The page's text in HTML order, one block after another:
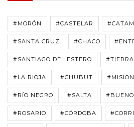
#MORÓN #CASTELAR
#SANTA CRUZ #CHACO
#SANTIAGO DEL ESTERO
#LA RIOJA #CHUBUT
#RÍO NEGRO #SALTA
#ROSARIO #CÓRDOBA